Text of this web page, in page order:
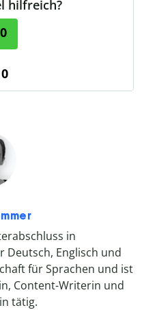
hilfreich?
0
0
in
Deutsch, Englisch und
für Sprachen und ist
Content-Writerin und
tätig.